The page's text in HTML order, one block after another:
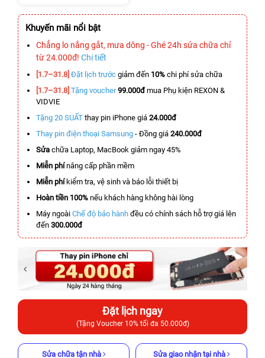
Khuyến mãi nổi bật
Chẳng lo nắng gắt, mưa dông - Ghé 24h sửa chữa chỉ
từ 24.000đ! Chi tiết
[1.7–31.8] Đặt lịch trước giảm đến 10% chi phí sửa chữa
[1.7–31.8] Tặng voucher 99.000đmua Phụ kiện REXON &
VIDVIE
Tặng 20 SUẤT thay pin iPhone giá 24.000đ
Thay pin điện thoại Samsung - Đồng giá 240.000đ
Sửa chữa Laptop, MacBook giảm ngay 45%
Miễn phínâng cấp phần mềm
Miễn phíkiểm tra, vệ sinh và báo lỗi thiết bị
Hoàn tiền 100% nếu khách hàng không hài lòng
Máy ngoài Chế độ bảo hành đều có chính sách hỗ trợ giá lên
đến 300.000đ
Đặt lịch ngay
(Tặng Voucher 10% tối đa 50.000đ)
Sửa chữa tận nhà Sửa giao nhận tại nhà